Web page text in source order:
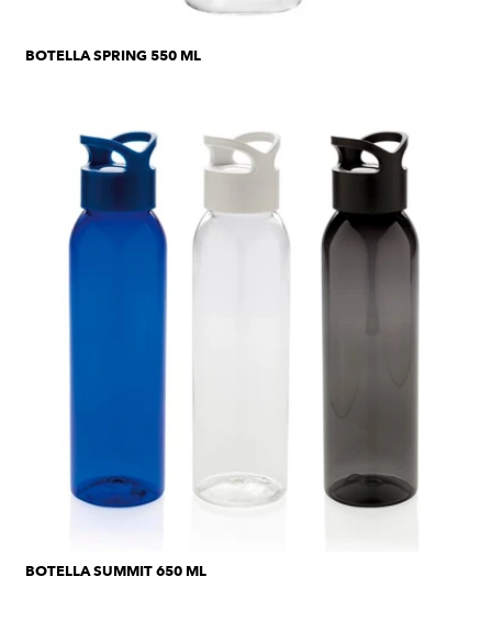
BOTELLA SPRING 550 ML
BOTELLA SUMMIT 650 ML